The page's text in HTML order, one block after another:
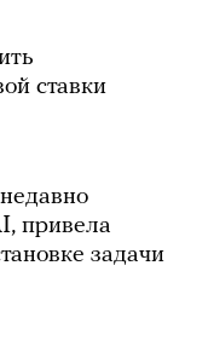
ставки
привела
задачи